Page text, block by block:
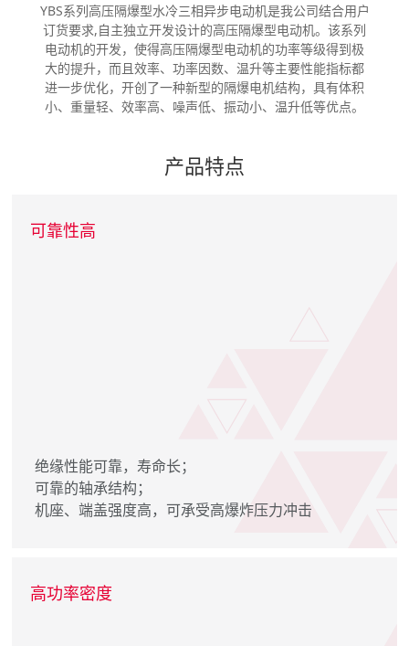
YBS系列高压隔爆型水冷三相异步电动机是我公司结合用户
订货要求,自主独立开发设计的高压隔爆型电动机。该系列
电动机的开发，使得高压隔爆型电动机的功率等级得到极
大的提升，而且效率、功率因数、温升等主要性能指标都
进一步优化，开创了一种新型的隔爆电机结构，具有体积
小、重量轻、效率高、噪声低、振动小、温升低等优点。
产品特点
可靠性高
绝缘性能可靠，寿命长；
可靠的轴承结构；
机座、端盖强度高，可承受高爆炸压力冲击
高功率密度